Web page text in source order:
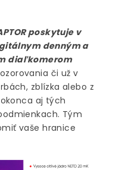
poskytuje v
denným a
diaľkomerom
či už v
zblízka alebo z
aj tých
Tým
vaše hranice